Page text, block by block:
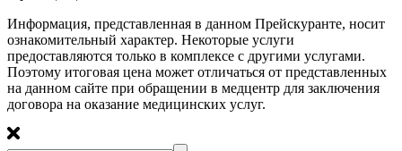
Информация, представленная в данном Прейскуранте, носит
ознакомительный характер. Некоторые услуги
предоставляются только в комплексе с другими услугами.
Поэтому итоговая цена может отличаться от представленных
на данном сайте при обращении в медцентр для заключения
договора на оказание медицинских услуг.